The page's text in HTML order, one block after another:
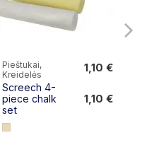
Pieštukai,
Kreidelės
Screech 4-
piece chalk
set
1,10 €
1,10 €